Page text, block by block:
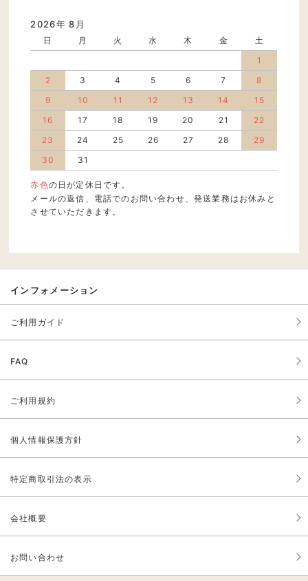
2026年 8月
日 月 火 水 木 金
土
1
2
3 4 5 6 7
8
9
10 11 12 13 14
15
16
17 18 19 20 21
22
23
24 25 26 27 28
29
30
31
赤色の日が定休日です。
メールの返信、電話でのお問い合わせ、発送業務はお休みと
させていただきます。
インフォメーション
ご利用ガイド
FAQ
ご利用規約
個人情報保護方針
特定商取引法の表示
会社概要
お問い合わせ